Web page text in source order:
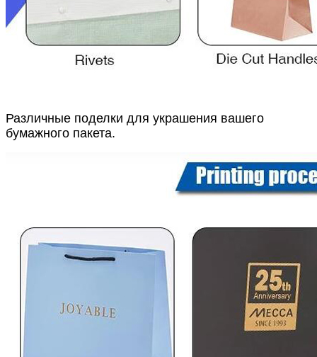
Различные поделки для украшения вашего
бумажного пакета.